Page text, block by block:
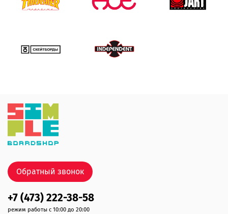
+7 (473) 222-38-58
режим работы с 10:00 до 20:00
Обратный звонок